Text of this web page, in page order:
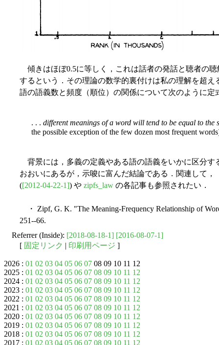
傾きはほぼ0.5に等しく，これは話者の発話と聴者の
するという．その理論の数学的裏付けは私の理解を超
語の語義数と頻度（順位）の関係について次のように定
. . . different meanings of a word will tend to be equal to the
the possible exception of the few dozen most frequent
背景には，多義の定義やある語の語義をいかに区分す
おおいにあるが，示唆に富んだ結論である．関連して，
([2012-04-22-1]) や zipfs_law の各記事も参照されたい．
・ Zipf, G. K. "The Meaning-Frequency Relationship of
251--66.
Referrer (Inside): [2018-08-18-1] [2016-08-07-1]
[ 固定リンク | 印刷用ページ ]
2026 : 01 02 03 04 05 06 07 08 09 10 11 12
2025 : 01 02 03 04 05 06 07 08 09 10 11 12
2024 : 01 02 03 04 05 06 07 08 09 10 11 12
2023 : 01 02 03 04 05 06 07 08 09 10 11 12
2022 : 01 02 03 04 05 06 07 08 09 10 11 12
2021 : 01 02 03 04 05 06 07 08 09 10 11 12
2020 : 01 02 03 04 05 06 07 08 09 10 11 12
2019 : 01 02 03 04 05 06 07 08 09 10 11 12
2018 : 01 02 03 04 05 06 07 08 09 10 11 12
2017 : 01 02 03 04 05 06 07 08 09 10 11 12